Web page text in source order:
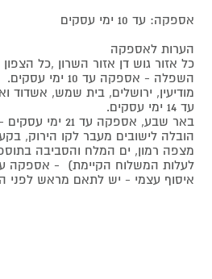
אספקה: עד 10 ימי עסקים
הערות לאספקה
כל אזור גוש דן אזור השרון ,כל
השפלה - אספקה עד 10 ימי עסקים.
מודיעין, ירושלים, בית שמש, אשדוד
עד 14 ימי עסקים.
באר שבע, אספקה עד 21 ימי עסקים - ללא תוספת תשלום.
הובלה לישובים מעבר לקו הירוק,
לעלות המשלוח הקיימת) - אספקה עד 30 ימי
איסוף עצמי - יש לתאם מראש לפני